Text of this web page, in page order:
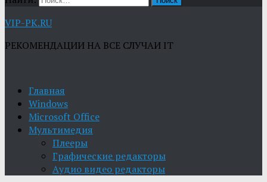
VIP-PK.RU
РЕКОМЕНДАЦИИ НА ВСЕ СЛУЧАИ IT
Главная
Windows
Microsoft Office
Мультимедия
Плееры
Графические редакторы
Aудио видео редакторы